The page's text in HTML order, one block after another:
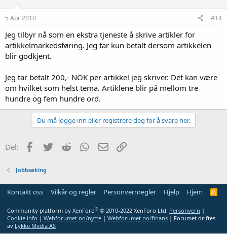
5 Apr 2010 #14
Jeg tilbyr nå som en ekstra tjeneste å skrive artikler for
artikkelmarkedsføring. Jeg tar kun betalt dersom artikkelen
blir godkjent.
Jeg tar betalt 200,- NOK per artikkel jeg skriver. Det kan være
om hvilket som helst tema. Artiklene blir på mellom tre
hundre og fem hundre ord.
Du må logge inn eller registrere deg for å svare her.
Del: Facebook
Twitter Reddit WhatsApp
E-post
Jobbsøking
Kontakt oss Vilkår og regler Personvernregler Hjelp Hjem
R
Community platform by XenForo® © 2010-2022 XenForo Ltd. Personvern |
Cookie info | Webforumet.no/nytte | Webforumet.no/finans | Forumet driftes
av Lykke Media AS